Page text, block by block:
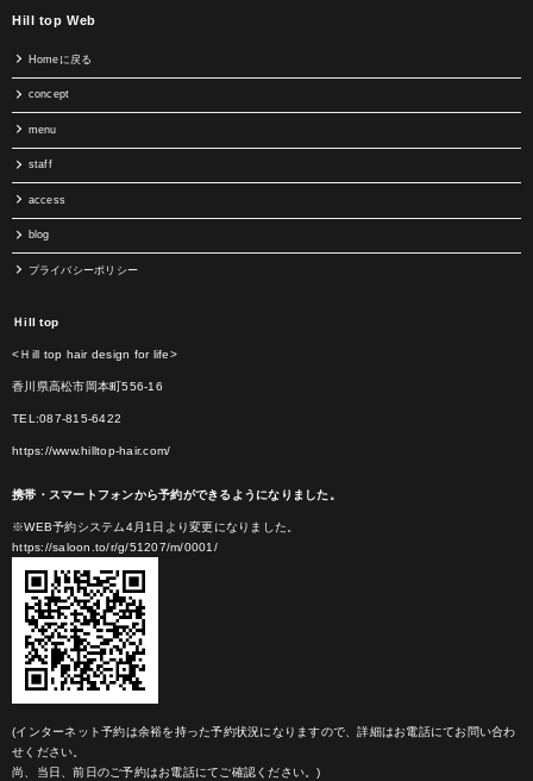
Hill top Web
Homeに戻る
concept
menu
staff
access
blog
プライバシーポリシー
Ｈill top
<Ｈill top hair design for life>
香川県高松市岡本町556-16
TEL:087-815-6422
https://www.hilltop-hair.com/
携帯・スマートフォンから予約ができるようになりました。
※WEB予約システム4月1日より変更になりました。
https://saloon.to/r/g/51207/m/0001/
(インターネット予約は余裕を持った予約状況になりますので、詳細はお電話にてお問い合わ
せください。
尚、当日、前日のご予約はお電話にてご確認ください。)